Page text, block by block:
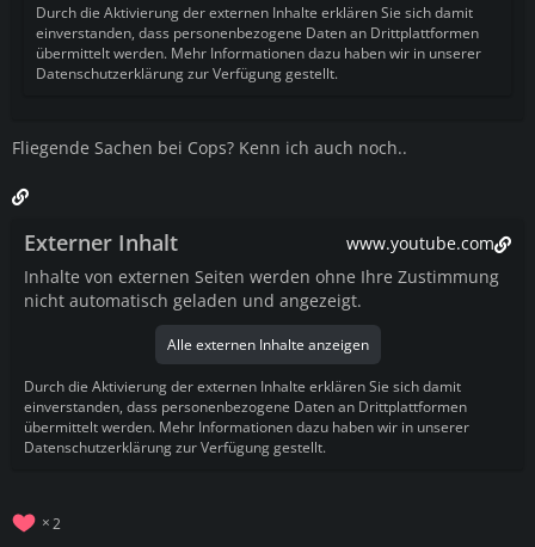
Durch die Aktivierung der externen Inhalte erklären Sie sich damit
einverstanden, dass personenbezogene Daten an Drittplattformen
übermittelt werden. Mehr Informationen dazu haben wir in unserer
Datenschutzerklärung zur Verfügung gestellt.
Fliegende Sachen bei Cops? Kenn ich auch noch..
Externer Inhalt
www.youtube.com
Inhalte von externen Seiten werden ohne Ihre Zustimmung
nicht automatisch geladen und angezeigt.
Alle externen Inhalte anzeigen
Durch die Aktivierung der externen Inhalte erklären Sie sich damit
einverstanden, dass personenbezogene Daten an Drittplattformen
übermittelt werden. Mehr Informationen dazu haben wir in unserer
Datenschutzerklärung zur Verfügung gestellt.
2